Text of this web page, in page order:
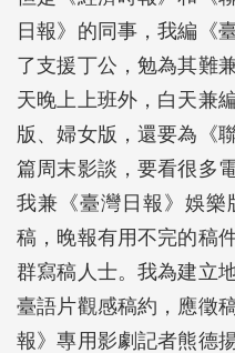
日報》的同事，我編《
了支援丁公，勉為其難
天晚上上班外，白天兼
版、婦女版，還要為《
篇周末影談，要看很多
我兼《臺灣日報》娛
稿，晚報有用不完的稿
群寫稿人士。我為建立
臺語片觀感稿約，應徵
報》專用影劇記者熊德